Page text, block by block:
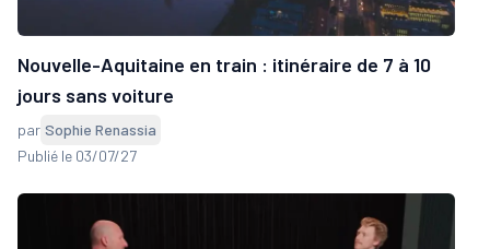
Nouvelle-Aquitaine en train : itinéraire de 7 à 10
jours sans voiture
par Sophie Renassia
Publié le 03/07/27